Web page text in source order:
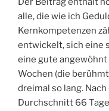
alle, die wie ich
Kernkompetenzen
entwickelt, sich eine
eine gute
Wochen (die
dreimal so lang.
Durchschnitt 66